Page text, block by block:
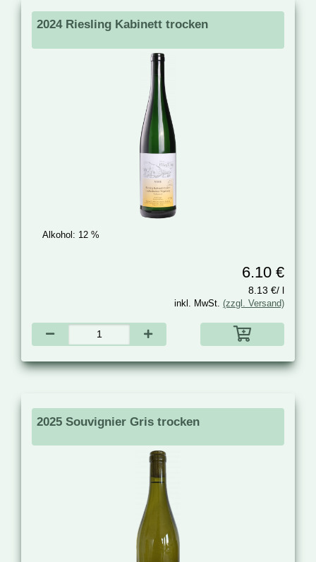
2024 Riesling Kabinett trocken
Alkohol: 12 %
6.10 €
8.13 €/ l
inkl. MwSt. (zzgl. Versand)
2025 Souvignier Gris trocken